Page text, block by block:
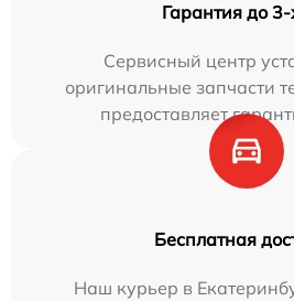
Гарантия до 3-
Сервисный центр
оригинальные запчасти
предоставляет
Бесплатная
Наш курьер в